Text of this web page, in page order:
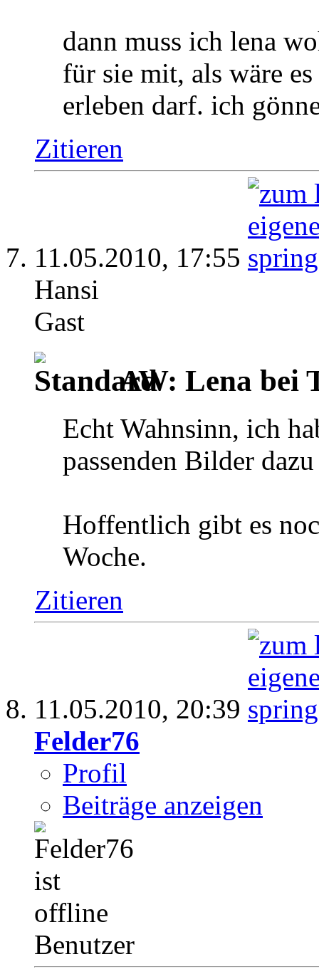
dann muss ich lena
für sie mit, als wäre
erleben darf. ich
Zitieren
11.05.2010, 17:55
Hansi
Gast
AW: Lena bei
Echt Wahnsinn, ich
passenden Bilder
Hoffentlich gibt es
Woche.
Zitieren
11.05.2010, 20:39
Felder76
Profil
Beiträge anzeigen
Benutzer